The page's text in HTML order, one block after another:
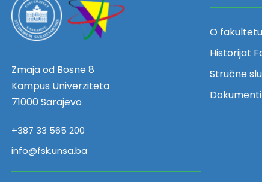
Zmaja od Bosne 8
Kampus Univerziteta
71000 Sarajevo
+387 33 565 200
info@fsk.unsa.ba
O fakultetu
Historijat
Stručne
Dokumenti